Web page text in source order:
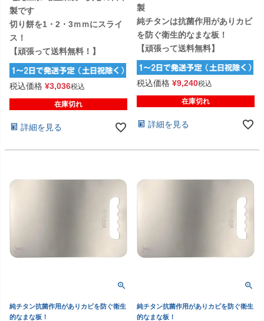
製です
切り餅を1・2・3ｍｍにスライ
ス！
【頑張って送料無料！】
税込価格 ¥3,036税込
在庫切れ
詳細を見る
製
純チタンは抗菌作用がありカビ
を防ぐ衛生的なまな板！
【頑張って送料無料】
税込価格 ¥9,240税込
在庫切れ
詳細を見る
純チタン抗菌作用がありカビを防ぐ衛生
的なまな板！
純チタン抗菌作用がありカビを防ぐ衛生
的なまな板！